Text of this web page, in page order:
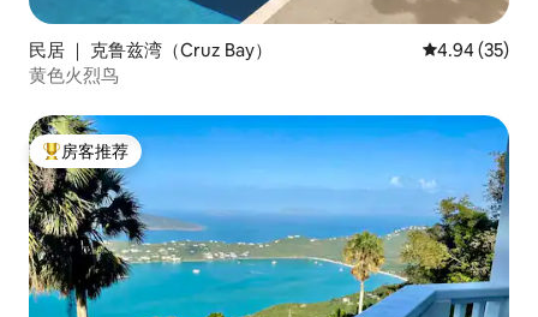
民居 ｜ 克鲁兹湾（Cruz Bay） 平均评分
4.94 (35)
黄色火烈鸟
热门「房客推荐」
房客推荐